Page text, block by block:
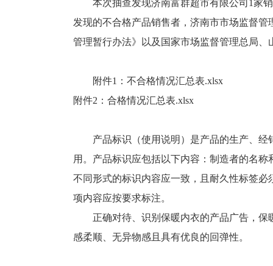
本次抽查发现济南富群超市有限公司1家
发现的不合格产品销售者，济南市市场监督
管理暂行办法》以及国家市场监督管理总局
附件1：不合格情况汇总表.xlsx
附件2：合格情况汇总表.xlsx
产品标识（使用说明）是产品的生产、
用。产品标识应包括以下内容：制造者的名
不同形式的标识内容应一致，且耐久性标签
项内容应按要求标注。
正确对待、识别保暖内衣的产品广告，
感柔顺、无异物感且具有优良的回弹性。